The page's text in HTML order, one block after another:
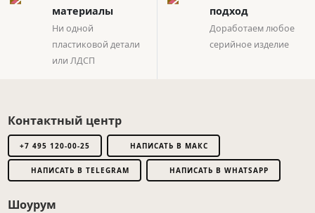
материалы
Ни одной
пластиковой детали
или ЛДСП
подход
Доработаем любое
серийное изделие
Контактный центр
+7 495 120-00-25 НАПИСАТЬ В МАКС
НАПИСАТЬ В TELEGRAM НАПИСАТЬ В WHATSAPP
Шоурум